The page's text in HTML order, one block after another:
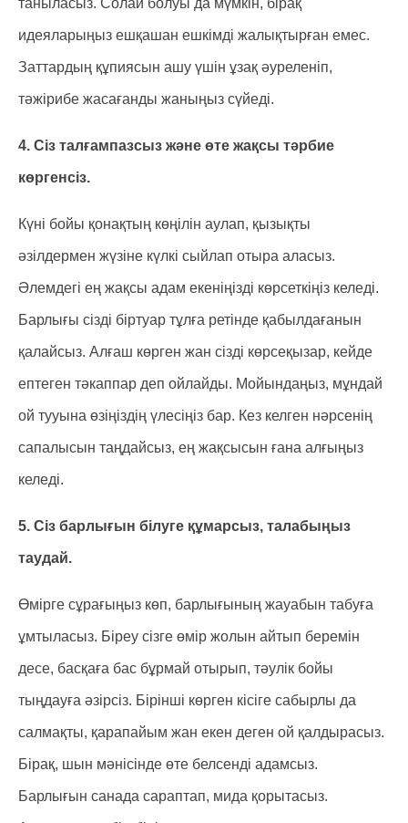
таныласыз. Солай болуы да мүмкін, бірақ
идеяларыңыз ешқашан ешкімді жалықтырған емес.
Заттардың құпиясын ашу үшін ұзақ әуреленіп,
тәжірибе жасағанды жаныңыз сүйеді.
4. Сіз талғампазсыз және өте жақсы тәрбие
көргенсіз.
Күні бойы қонақтың көңілін аулап, қызықты
әзілдермен жүзіне күлкі сыйлап отыра аласыз.
Әлемдегі ең жақсы адам екеніңізді көрсеткіңіз келеді.
Барлығы сізді біртуар тұлға ретінде қабылдағанын
қалайсыз. Алғаш көрген жан сізді көрсеқызар, кейде
ептеген тәкаппар деп ойлайды. Мойындаңыз, мұндай
ой тууына өзіңіздің үлесіңіз бар. Кез келген нәрсенің
сапалысын таңдайсыз, ең жақсысын ғана алғыңыз
келеді.
5. Сіз барлығын білуге құмарсыз, талабыңыз
таудай.
Өмірге сұрағыңыз көп, барлығының жауабын табуға
ұмтыласыз. Біреу сізге өмір жолын айтып беремін
десе, басқаға бас бұрмай отырып, тәулік бойы
тыңдауға әзірсіз. Бірінші көрген кісіге сабырлы да
салмақты, қарапайым жан екен деген ой қалдырасыз.
Бірақ, шын мәнісінде өте белсенді адамсыз.
Барлығын санада сараптап, мида қорытасыз.